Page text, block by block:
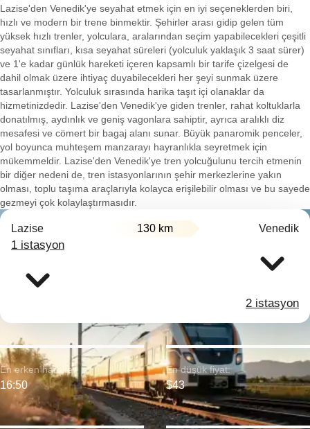
Lazise'den Venedik'ye seyahat etmek için en iyi seçeneklerden biri,
hızlı ve modern bir trene binmektir. Şehirler arası gidip gelen tüm
yüksek hızlı trenler, yolculara, aralarından seçim yapabilecekleri çeşitli
seyahat sınıfları, kısa seyahat süreleri (yolculuk yaklaşık 3 saat sürer)
ve 1'e kadar günlük hareketi içeren kapsamlı bir tarife çizelgesi de
dahil olmak üzere ihtiyaç duyabilecekleri her şeyi sunmak üzere
tasarlanmıştır. Yolculuk sırasında harika taşıt içi olanaklar da
hizmetinizdedir. Lazise'den Venedik'ye giden trenler, rahat koltuklarla
donatılmış, aydınlık ve geniş vagonlara sahiptir, ayrıca aralıklı diz
mesafesi ve cömert bir bagaj alanı sunar. Büyük panaromik penceler,
yol boyunca muhteşem manzarayı hayranlıkla seyretmek için
mükemmeldir. Lazise'den Venedik'ye tren yolcuğulunu tercih etmenin
bir diğer nedeni de, tren istasyonlarının şehir merkezlerine yakın
olması, toplu taşıma araçlarıyla kolayca erişilebilir olması ve bu sayede
gezmeyi çok kolaylaştırmasıdır.
Lazise 130 km Venedik
1 istasyon
2 istasyon
En erken hareket:
16:50
En düşük fiyat:
$43